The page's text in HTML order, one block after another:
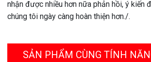
nhận được nhiều hơn nữa phản hồi, ý kiến
chúng tôi ngày càng hoàn thiện hơn./.
SẢN PHẨM CÙNG TÍNH